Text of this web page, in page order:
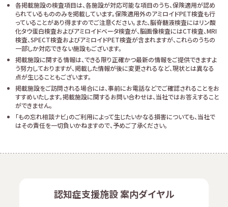
各掲載施設の検査項目は、各施設が対応可能な項目のうち、保険適用が認め
られているもののみを掲載しています。保険適用外のアミロイドPET検査も行
っていることがあり得ますのでご注意ください。また、脳脊髄液検査にはリン酸
化タウ蛋白検査およびアミロイドベータ検査が、脳画像検査にはCT検査、MRI
検査、SPECT検査およびアミロイドPET検査が含まれますが、これらのうちの
一部しか対応できない施設もございます。
掲載施設に関する情報は、できる限り正確かつ最新の情報をご提供できますよ
う努力しておりますが、掲載した情報が後に変更されるなど、現状とは異なる
点が生じることもございます。
掲載施設をご訪問される場合には、事前にお電話などでご確認されることをお
すすめいたします。掲載施設に関するお問い合わせは、当社ではお答えすること
ができません。
「もの忘れ相談ナビ」のご利用によって生じたいかなる損害についても、当社で
はその責任を一切負いかねますので、予めご了承ください。
認知症支援施設 案内ダイヤル